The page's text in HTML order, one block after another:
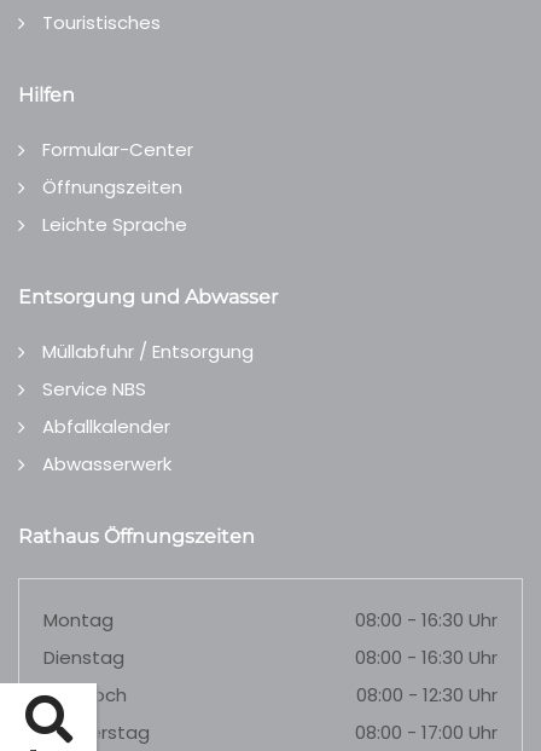
Touristisches
Hilfen
Formular-Center
Öffnungszeiten
Leichte Sprache
Entsorgung und Abwasser
Müllabfuhr / Entsorgung
Service NBS
Abfallkalender
Abwasserwerk
Rathaus Öffnungszeiten
Montag
08:00 - 16:30 Uhr
Dienstag
08:00 - 16:30 Uhr
Mittwoch
08:00 - 12:30 Uhr
Donnerstag
08:00 - 17:00 Uhr